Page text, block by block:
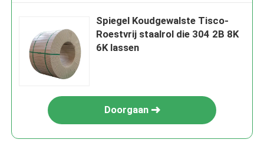
Spiegel Koudgewalste Tisco-
Roestvrij staalrol die 304 2B 8K
6K lassen
Doorgaan